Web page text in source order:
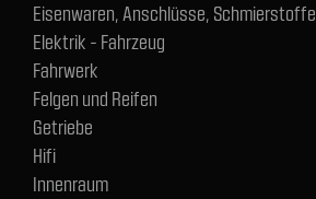
Eisenwaren, Anschlüsse, Schmierstoffe
Elektrik - Fahrzeug
Fahrwerk
Felgen und Reifen
Getriebe
Hifi
Innenraum